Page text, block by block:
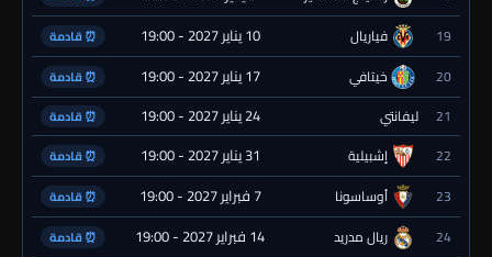
19 فياريال 10 يناير 2027 - 19:00 ⏰ قادمة
20 خيتافي 17 يناير 2027 - 19:00 ⏰ قادمة
21 ليفانتي 24 يناير 2027 - 19:00 ⏰ قادمة
22 إشبيلية 31 يناير 2027 - 19:00 ⏰ قادمة
23 أوساسونا 7 فبراير 2027 - 19:00 ⏰ قادمة
24 ريال مدريد 14 فبراير 2027 - 19:00 ⏰ قادمة